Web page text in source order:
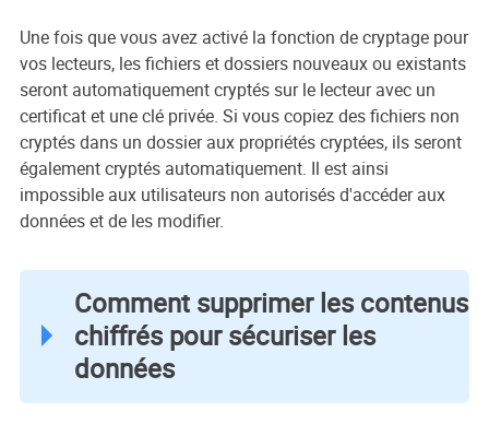
Une fois que vous avez activé la fonction de cryptage pour
vos lecteurs, les fichiers et dossiers nouveaux ou existants
seront automatiquement cryptés sur le lecteur avec un
certificat et une clé privée. Si vous copiez des fichiers non
cryptés dans un dossier aux propriétés cryptées, ils seront
également cryptés automatiquement. Il est ainsi
impossible aux utilisateurs non autorisés d'accéder aux
données et de les modifier.
Comment supprimer les contenus
chiffrés pour sécuriser les
données